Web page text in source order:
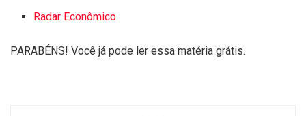
Radar Econômico
PARABÉNS! Você já pode ler essa matéria grátis.